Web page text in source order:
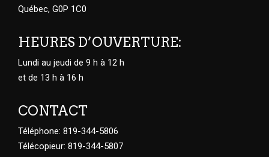
Québec, G0P 1C0
HEURES D’OUVERTURE:
Lundi au jeudi de 9 h à 12 h
et de 13 h à 16 h
CONTACT
Téléphone: 819-344-5806
Télécopieur: 819-344-5807